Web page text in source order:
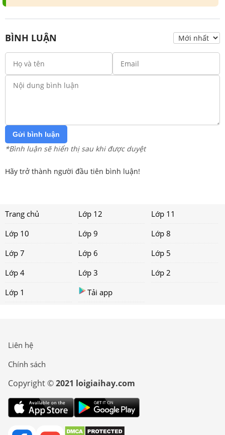
BÌNH LUẬN
Gửi bình luận
*Bình luận sẽ hiển thị sau khi được duyệt
Hãy trở thành người đầu tiên bình luận!
Trang chủ Lớp 12
Lớp 11
Lớp 10
Lớp 9
Lớp 8
Lớp 7
Lớp 6
Lớp 5
Lớp 4
Lớp 3
Lớp 2
Lớp 1
Tải app
Liên hệ
Chính sách
Copyright ©2021 loigiaihay.com